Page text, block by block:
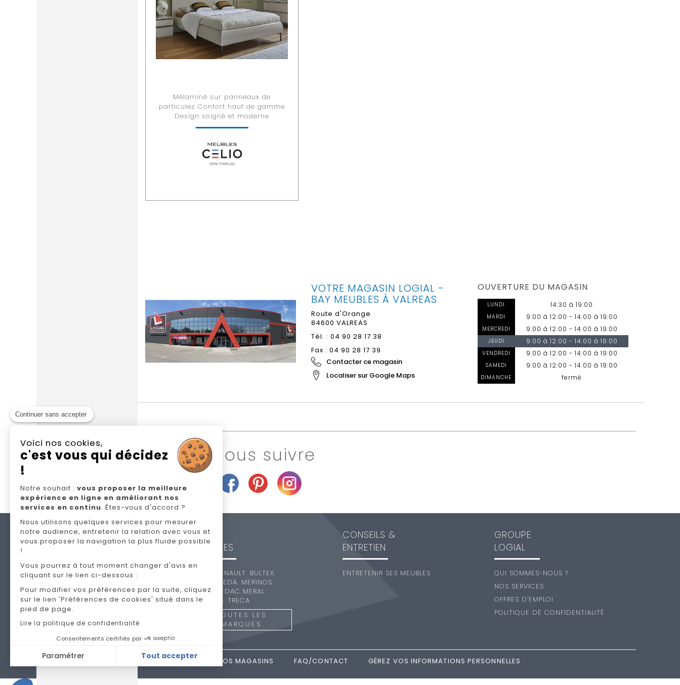
Mélaminé sur panneaux de
particules Confort haut de gamme
Design soigné et moderne
VOTRE MAGASIN LOGIAL -
BAY MEUBLES À VALREAS
Route d'Orange
84600 VALREAS
Tél. :04 90 28 17 38
Fax : 04 90 28 17 39
Contacter ce magasin
Localiser sur Google Maps
OUVERTURE DU MAGASIN
LUNDI 14:30 à 19:00
MARDI 9:00 à 12:00 - 14:00 à 19:00
MERCREDI 9:00 à 12:00 - 14:00 à 19:00
JEUDI 9:00 à 12:00 - 14:00 à 19:00
VENDREDI 9:00 à 12:00 - 14:00 à 19:00
SAMEDI 9:00 à 12:00 - 14:00 à 19:00
DIMANCHE fermé
Nous suivre
NOS
MARQUES
ANDRÉ RENAULT BULTEX
EPEDA MERINOS
NOLTE
SEDAC MERAL
SIMMONS TRECA
TOUTES LES
MARQUES
CONSEILS &
ENTRETIEN
ENTRETENIR SES MEUBLES
GROUPE
LOGIAL
QUI SOMMES-NOUS ?
NOS SERVICES
OFFRES D’EMPLOI
POLITIQUE DE CONFIDENTIALITÉ
NOS MAGASINS FAQ/CONTACT GÉREZ VOS INFORMATIONS PERSONNELLES
Continuer sans accepter
Voici nos cookies,
c'est vous qui décidez
!
Notre souhait : vous proposer la meilleure
expérience en ligne en améliorant nos
services en continu. Êtes-vous d'accord ?
Nous utilisons quelques services pour mesurer
notre audience, entretenir la relation avec vous et
vous proposer la navigation la plus fluide possible
!
Vous pourrez à tout moment changer d'avis en
cliquant sur le lien ci-dessous :
Pour modifier vos préférences par la suite, cliquez
sur le lien 'Préférences de cookies' situé dans le
pied de page.
Lire la politique de confidentialité
Consentements certifiés par
Paramétrer Tout accepter